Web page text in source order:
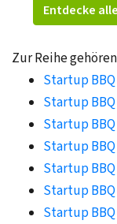
Entdecke
Zur Reihe
Startup
Startup
Startup BBQ
Startup BBQ
Startup
Startup BBQ
Startup BBQ